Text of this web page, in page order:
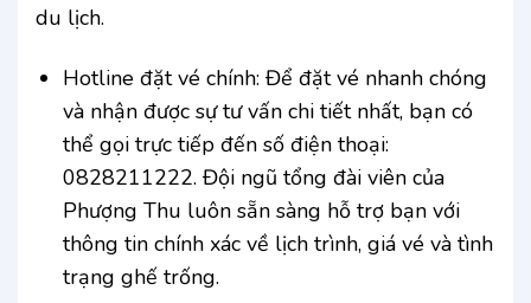
du lịch.
Hotline đặt vé chính: Để đặt vé nhanh chóng
và nhận được sự tư vấn chi tiết nhất, bạn có
thể gọi trực tiếp đến số điện thoại:
0828211222. Đội ngũ tổng đài viên của
Phượng Thu luôn sẵn sàng hỗ trợ bạn với
thông tin chính xác về lịch trình, giá vé và tình
trạng ghế trống.